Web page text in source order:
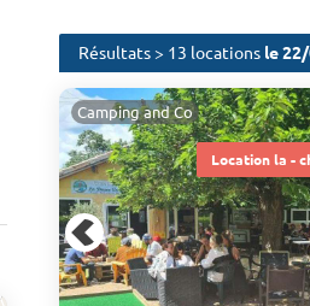
Résultats > 13 locations le
Location la -
Camping and Co